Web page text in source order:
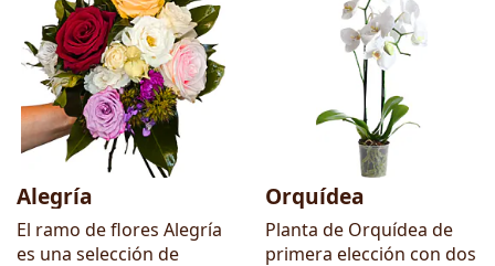
Alegría
El ramo de flores Alegría
es una selección de
Orquídea
Planta de Orquídea de
primera elección con dos